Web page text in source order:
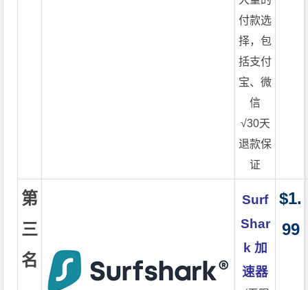
付款选
择，包
括支付
宝、微
信
√30天
退款保
证
第
三
名
Surf
Shar
k 加
速器
$1.
99